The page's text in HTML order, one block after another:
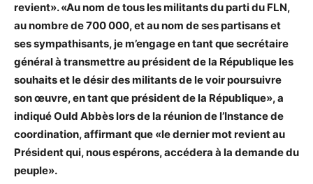
revient». «Au nom de tous les militants du parti du FLN,
au nombre de 700 000, et au nom de ses partisans et
ses sympathisants, je m’engage en tant que secrétaire
général à transmettre au président de la République les
souhaits et le désir des militants de le voir poursuivre
son œuvre, en tant que président de la République», a
indiqué Ould Abbès lors de la réunion de l’Instance de
coordination, affirmant que «le dernier mot revient au
Président qui, nous espérons, accédera à la demande du
peuple».